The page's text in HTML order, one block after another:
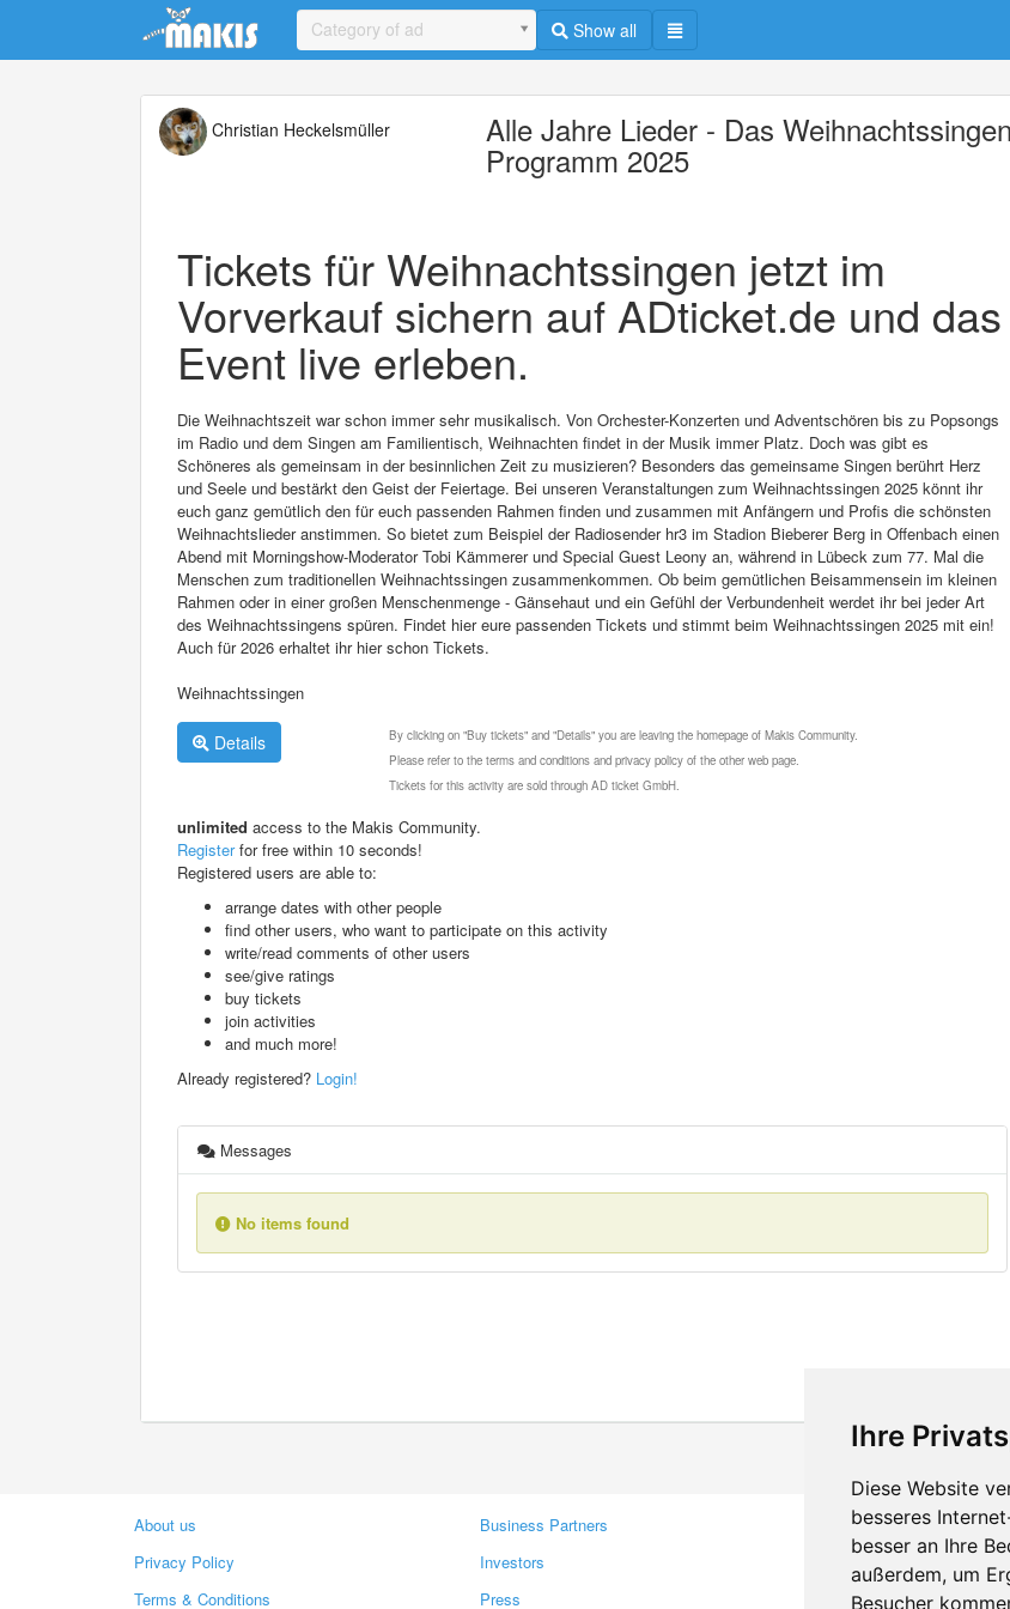
Ihre
Diese Website
besseres
besser an Ihre
außerdem, um
Besucher
Update cookies preferences
Category of ad Show all
Christian Heckelsmüller Alle Jahre Lieder - Das
Programm 2025
Tickets für Weihnachtssingen jetzt im
Vorverkauf sichern auf ADticket.de und das
Event live erleben.
Die Weihnachtszeit war schon immer sehr musikalisch. Von Orchester-Konzerten und Adventschören bis zu Popsongs
im Radio und dem Singen am Familientisch, Weihnachten findet in der Musik immer Platz. Doch was gibt es
Schöneres als gemeinsam in der besinnlichen Zeit zu musizieren? Besonders das gemeinsame Singen berührt Herz
und Seele und bestärkt den Geist der Feiertage. Bei unseren Veranstaltungen zum Weihnachtssingen 2025 könnt ihr
euch ganz gemütlich den für euch passenden Rahmen finden und zusammen mit Anfängern und Profis die schönsten
Weihnachtslieder anstimmen. So bietet zum Beispiel der Radiosender hr3 im Stadion Bieberer Berg in Offenbach einen
Abend mit Morningshow-Moderator Tobi Kämmerer und Special Guest Leony an, während in Lübeck zum 77. Mal die
Menschen zum traditionellen Weihnachtssingen zusammenkommen. Ob beim gemütlichen Beisammensein im kleinen
Rahmen oder in einer großen Menschenmenge - Gänsehaut und ein Gefühl der Verbundenheit werdet ihr bei jeder Art
des Weihnachtssingens spüren. Findet hier eure passenden Tickets und stimmt beim Weihnachtssingen 2025 mit ein!
Auch für 2026 erhaltet ihr hier schon Tickets.
Weihnachtssingen
Details
By clicking on "Buy tickets" and "Details" you are leaving the homepage of Makis Community.
Please refer to the terms and conditions and privacy policy of the other web page.
Tickets for this activity are sold through AD ticket GmbH.
unlimited access to the Makis Community.
Registerfor free within 10 seconds!
Registered users are able to:
arrange dates with other people
find other users, who want to participate on this activity
write/read comments of other users
see/give ratings
buy tickets
join activities
and much more!
Already registered? Login!
Messages
No items found
About us
Privacy Policy
Terms & Conditions
Business Partners
Investors
Press
Contacts
Feedback
Report A Bug